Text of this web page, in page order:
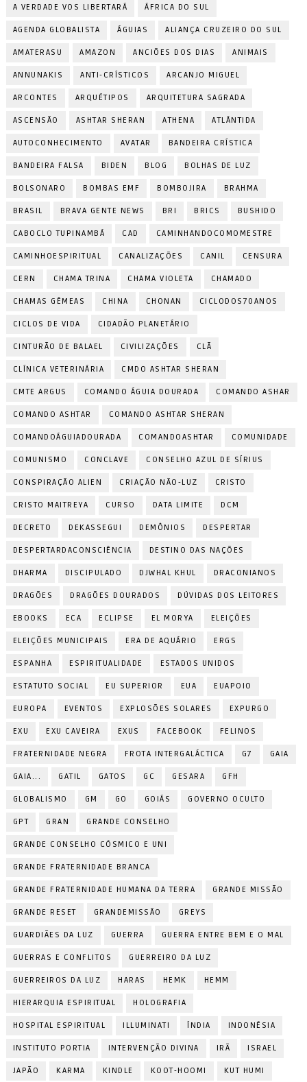
A VERDADE VOS LIBERTARÁ ÁFRICA DO SUL
AGENDA GLOBALISTA ÁGUIAS ALIANÇA CRUZEIRO DO SUL
AMATERASU AMAZON ANCIÕES DOS DIAS ANIMAIS
ANNUNAKIS ANTI-CRÍSTICOS ARCANJO MIGUEL
ARCONTES ARQUÉTIPOS ARQUITETURA SAGRADA
ASCENSÃO ASHTAR SHERAN ATHENA ATLÂNTIDA
AUTOCONHECIMENTO AVATAR BANDEIRA CRÍSTICA
BANDEIRA FALSA BIDEN BLOG BOLHAS DE LUZ
BOLSONARO BOMBAS EMF BOMBOJIRA BRAHMA
BRASIL BRAVA GENTE NEWS BRI BRICS BUSHIDO
CABOCLO TUPINAMBÁ CAD CAMINHANDOCOMOMESTRE
CAMINHOESPIRITUAL CANALIZAÇÕES CANIL CENSURA
CERN CHAMA TRINA CHAMA VIOLETA CHAMADO
CHAMAS GÊMEAS CHINA CHONAN CICLODOS70ANOS
CICLOS DE VIDA CIDADÃO PLANETÁRIO
CINTURÃO DE BALAEL CIVILIZAÇÕES CLÃ
CLÍNICA VETERINÁRIA CMDO ASHTAR SHERAN
CMTE ARGUS COMANDO ÁGUIA DOURADA COMANDO ASHAR
COMANDO ASHTAR COMANDO ASHTAR SHERAN
COMANDOÁGUIADOURADA COMANDOASHTAR COMUNIDADE
COMUNISMO CONCLAVE CONSELHO AZUL DE SÍRIUS
CONSPIRAÇÃO ALIEN CRIAÇÃO NÃO-LUZ CRISTO
CRISTO MAITREYA CURSO DATA LIMITE DCM
DECRETO DEKASSEGUI DEMÔNIOS DESPERTAR
DESPERTARDACONSCIÊNCIA DESTINO DAS NAÇÕES
DHARMA DISCIPULADO DJWHAL KHUL DRACONIANOS
DRAGÕES DRAGÕES DOURADOS DÚVIDAS DOS LEITORES
EBOOKS ECA ECLIPSE EL MORYA ELEIÇÕES
ELEIÇÕES MUNICIPAIS ERA DE AQUÁRIO ERGS
ESPANHA ESPIRITUALIDADE ESTADOS UNIDOS
ESTATUTO SOCIAL EU SUPERIOR EUA EUAPOIO
EUROPA EVENTOS EXPLOSÕES SOLARES EXPURGO
EXU EXU CAVEIRA EXUS FACEBOOK FELINOS
FRATERNIDADE NEGRA FROTA INTERGALÁCTICA G7 GAIA
GAIA... GATIL GATOS GC GESARA GFH
GLOBALISMO GM GO GOIÁS GOVERNO OCULTO
GPT GRAN GRANDE CONSELHO
GRANDE CONSELHO CÓSMICO E UNI
GRANDE FRATERNIDADE BRANCA
GRANDE FRATERNIDADE HUMANA DA TERRA GRANDE MISSÃO
GRANDE RESET GRANDEMISSÃO GREYS
GUARDIÃES DA LUZ GUERRA GUERRA ENTRE BEM E O MAL
GUERRAS E CONFLITOS GUERREIRO DA LUZ
GUERREIROS DA LUZ HARAS HEMK HEMM
HIERARQUIA ESPIRITUAL HOLOGRAFIA
HOSPITAL ESPIRITUAL ILLUMINATI ÍNDIA INDONÉSIA
INSTITUTO PORTIA INTERVENÇÃO DIVINA IRÃ ISRAEL
JAPÃO KARMA KINDLE KOOT-HOOMI KUT HUMI